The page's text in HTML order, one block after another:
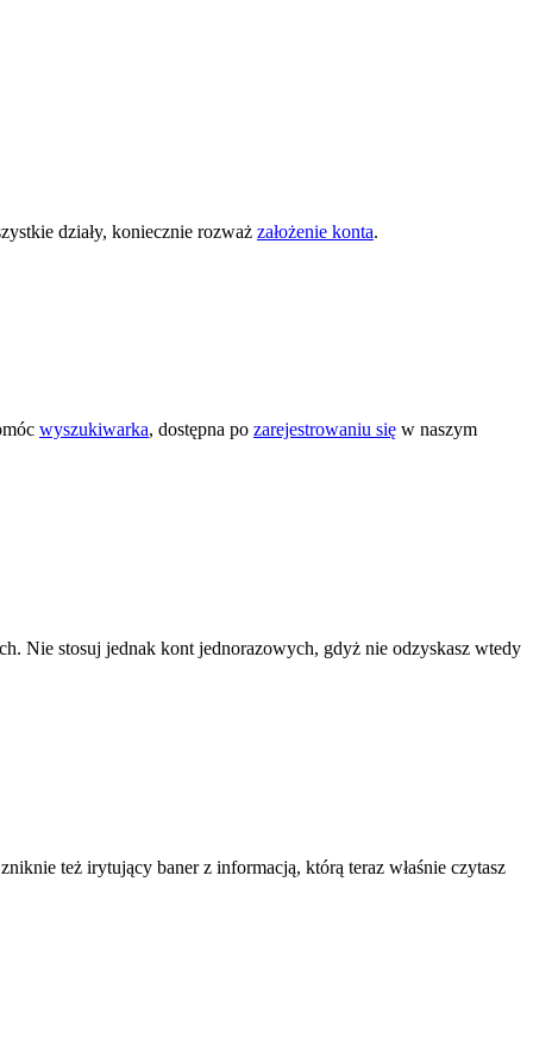
działy, koniecznie rozważ założenie konta.
wyszukiwarka, dostępna po zarejestrowaniu się w naszym
Nie stosuj jednak kont jednorazowych, gdyż nie odzyskasz wtedy
też irytujący baner z informacją, którą teraz właśnie czytasz